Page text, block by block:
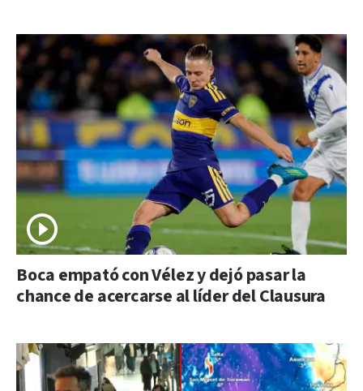
Boca empató con Vélez y dejó pasar la
chance de acercarse al líder del Clausura